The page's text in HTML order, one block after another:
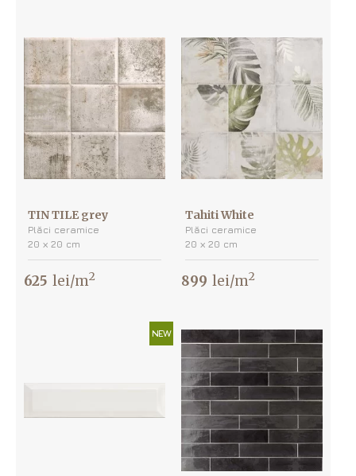
TIN TILE grey
Plăci ceramice
20 х 20 cm
625 lei/m2
Tahiti White
Plăci ceramice
20 х 20 cm
899 lei/m2
NEW